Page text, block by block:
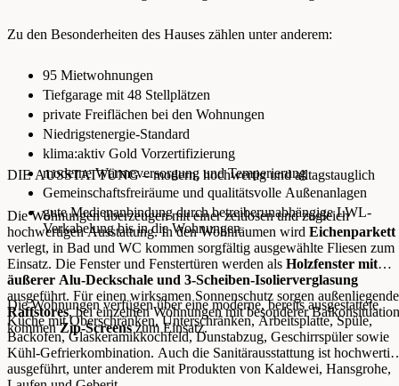
Zu den Besonderheiten des Hauses zählen unter anderem:
95 Mietwohnungen
Tiefgarage mit 48 Stellplätzen
private Freiflächen bei den Wohnungen
Niedrigstenergie-Standard
klima:aktiv Gold Vorzertifizierung
moderne Wärmeversorgung und Temperierung
Gemeinschaftsfreiräume und qualitätsvolle Außenanlagen
gute Medienanbindung durch betreiberunabhängige LWL-
Verkabelung bis in die Wohnungen
DIE AUSSTATTUNG – modern, hochwertig und alltagstauglich
Die Wohnungen überzeugen mit einer zeitlosen und zugleich
hochwertigen Ausstattung. In den Wohnräumen wird Eichenparkett
verlegt, in Bad und WC kommen sorgfältig ausgewählte Fliesen zum
Einsatz. Die Fenster und Fenstertüren werden als Holzfenster mit
äußerer Alu-Deckschale und 3-Scheiben-Isolierverglasung
ausgeführt. Für einen wirksamen Sonnenschutz sorgen außenliegende
Raffstores, bei einzelnen Wohnungen mit besonderer Balkonsituation
kommenZip-Screenszum Einsatz.
Die Wohnungen verfügen über eine moderne, bereits ausgestattete
Küche mit Oberschränken, Unterschränken, Arbeitsplatte, Spüle,
Backofen, Glaskeramikkochfeld, Dunstabzug, Geschirrspüler sowie
Kühl-Gefrierkombination. Auch die Sanitärausstattung ist hochwertig
ausgeführt, unter anderem mit Produkten von Kaldewei, Hansgrohe,